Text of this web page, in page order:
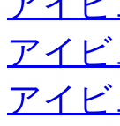
アイ
アイ